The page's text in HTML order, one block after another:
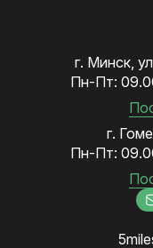
г. Минск,
Пн-Пт:
г.
Пн-Пт: